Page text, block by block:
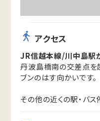
アクセス
JR信越本線/川中島駅
丹波島橋南の交差点を
ブンのはす向かいです。
その他の近くの駅・バス